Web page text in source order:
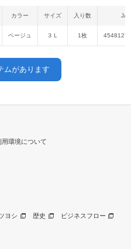
カラー サイズ 入り数
ベージュ ３Ｌ 1枚
ムがあります
用環境について
ヨシ 歴史 ビジネスフロー